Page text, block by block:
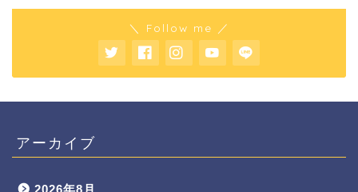
＼ Follow me ／
アーカイブ